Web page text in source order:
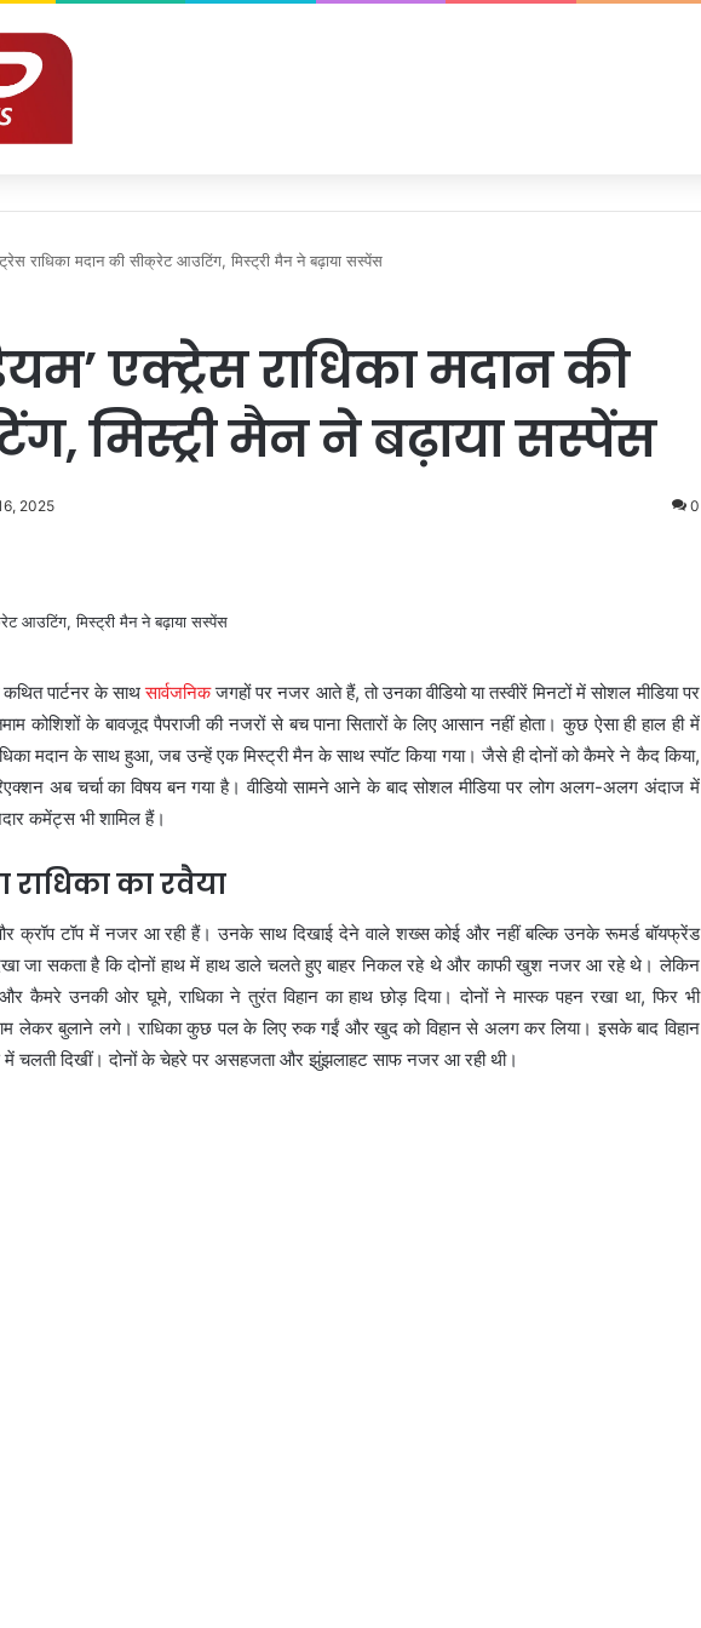
राधिका मदान की सीक्रेट आउटिंग, मिस्ट्री मैन ने बढ़ाया सस्पेंस
एक्ट्रेस राधिका मदान की
मिस्ट्री मैन ने बढ़ाया सस्पेंस
2025 0
कथित पार्टनर के साथसार्वजनिकजगहों पर नजर आते हैं, तो उनका वीडियो या तस्वीरें मिनटों में सोशल मीडिया पर
कोशिशों के बावजूद पैपराजी की नजरों से बच पाना सितारों के लिए आसान नहीं होता। कुछ ऐसा ही हाल ही में
मदान के साथ हुआ, जब उन्हें एक मिस्ट्री मैन के साथ स्पॉट किया गया। जैसे ही दोनों को कैमरे ने कैद किया,
अब चर्चा का विषय बन गया है। वीडियो सामने आने के बाद सोशल मीडिया पर लोग अलग-अलग अंदाज में
कमेंट्स भी शामिल हैं।
का रवैया
और क्रॉप टॉप में नजर आ रही हैं। उनके साथ दिखाई देने वाले शख्स कोई और नहीं बल्कि उनके रूमर्ड बॉयफ्रेंड
देखा जा सकता है कि दोनों हाथ में हाथ डाले चलते हुए बाहर निकल रहे थे और काफी खुश नजर आ रहे थे। लेकिन
कैमरे उनकी ओर घूमे, राधिका ने तुरंत विहान का हाथ छोड़ दिया। दोनों ने मास्क पहन रखा था, फिर भी
लेकर बुलाने लगे। राधिका कुछ पल के लिए रुक गईं और खुद को विहान से अलग कर लिया। इसके बाद विहान
चलती दिखीं। दोनों के चेहरे पर असहजता और झुंझलाहट साफ नजर आ रही थी।